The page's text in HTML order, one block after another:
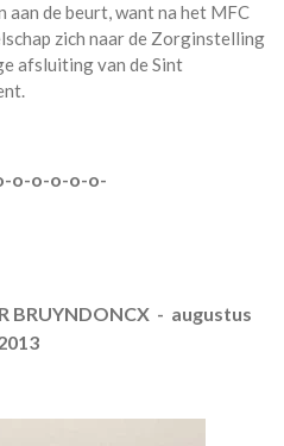
aan de beurt, want na het MFC
zich naar de Zorginstelling
afsluiting van de Sint
o-o-o-o-o-
BRUYNDONCX - augustus